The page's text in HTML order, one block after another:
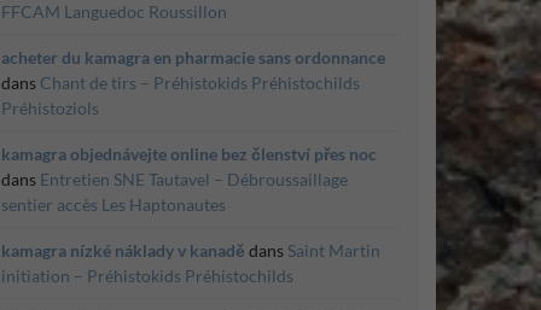
FFCAM Languedoc Roussillon
acheter du kamagra en pharmacie sans ordonnance
dans Chant de tirs – Préhistokids Préhistochilds
Préhistoziols
kamagra objednávejte online bez členství přes noc
dans Entretien SNE Tautavel – Débroussaillage
sentier accès Les Haptonautes
kamagra nízké náklady v kanadě dans Saint Martin
initiation – Préhistokids Préhistochilds